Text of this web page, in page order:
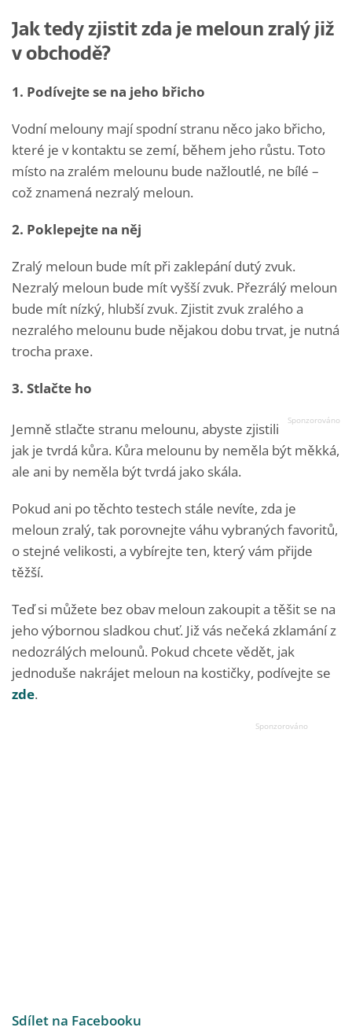
Jak tedy zjistit zda je meloun zralý již
v obchodě?
1. Podívejte se na jeho břicho
Vodní melouny mají spodní stranu něco jako břicho,
které je v kontaktu se zemí, během jeho růstu. Toto
místo na zralém melounu bude nažloutlé, ne bílé –
což znamená nezralý meloun.
2. Poklepejte na něj
Zralý meloun bude mít při zaklepání dutý zvuk.
Nezralý meloun bude mít vyšší zvuk. Přezrálý meloun
bude mít nízký, hlubší zvuk. Zjistit zvuk zralého a
nezralého melounu bude nějakou dobu trvat, je nutná
trocha praxe.
3. Stlačte ho
Jemně stlačte stranu melounu, abyste zjistili
jak je tvrdá kůra. Kůra melounu by neměla být měkká,
ale ani by neměla být tvrdá jako skála.
Pokud ani po těchto testech stále nevíte, zda je
meloun zralý, tak porovnejte váhu vybraných favoritů,
o stejné velikosti, a vybírejte ten, který vám přijde
těžší.
Teď si můžete bez obav meloun zakoupit a těšit se na
jeho výbornou sladkou chuť. Již vás nečeká zklamání z
nedozrálých melounů. Pokud chcete vědět, jak
jednoduše nakrájet meloun na kostičky, podívejte se
zde.
Sdílet na Facebooku